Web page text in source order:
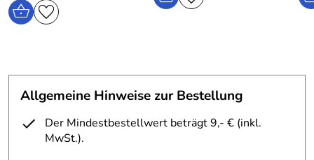
Für kühlere Stunden wird die passende Stola mitgeliefert.
Material : 100 % Polyester
Pflege: Reinigung
Allgemeine Hinweise zur Bestellung
Der Mindestbestellwert beträgt 9,- € (inkl.
MwSt.).